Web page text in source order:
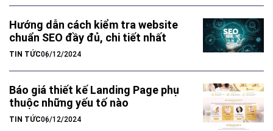
Hướng dẫn cách kiểm tra website
chuẩn SEO đầy đủ, chi tiết nhất
TIN TỨC06/12/2024
Báo giá thiết kế Landing Page phụ
thuộc những yếu tố nào
TIN TỨC06/12/2024